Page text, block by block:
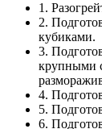
1.
2.
кубиками.
3.
крупными
4.
5.
6.